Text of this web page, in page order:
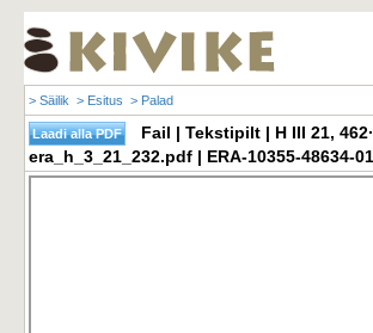
> Säilik > Esitus > Palad
Fail | Tekstipilt | H III 21,
era_h_3_21_232.pdf | ERA-10355-48634-